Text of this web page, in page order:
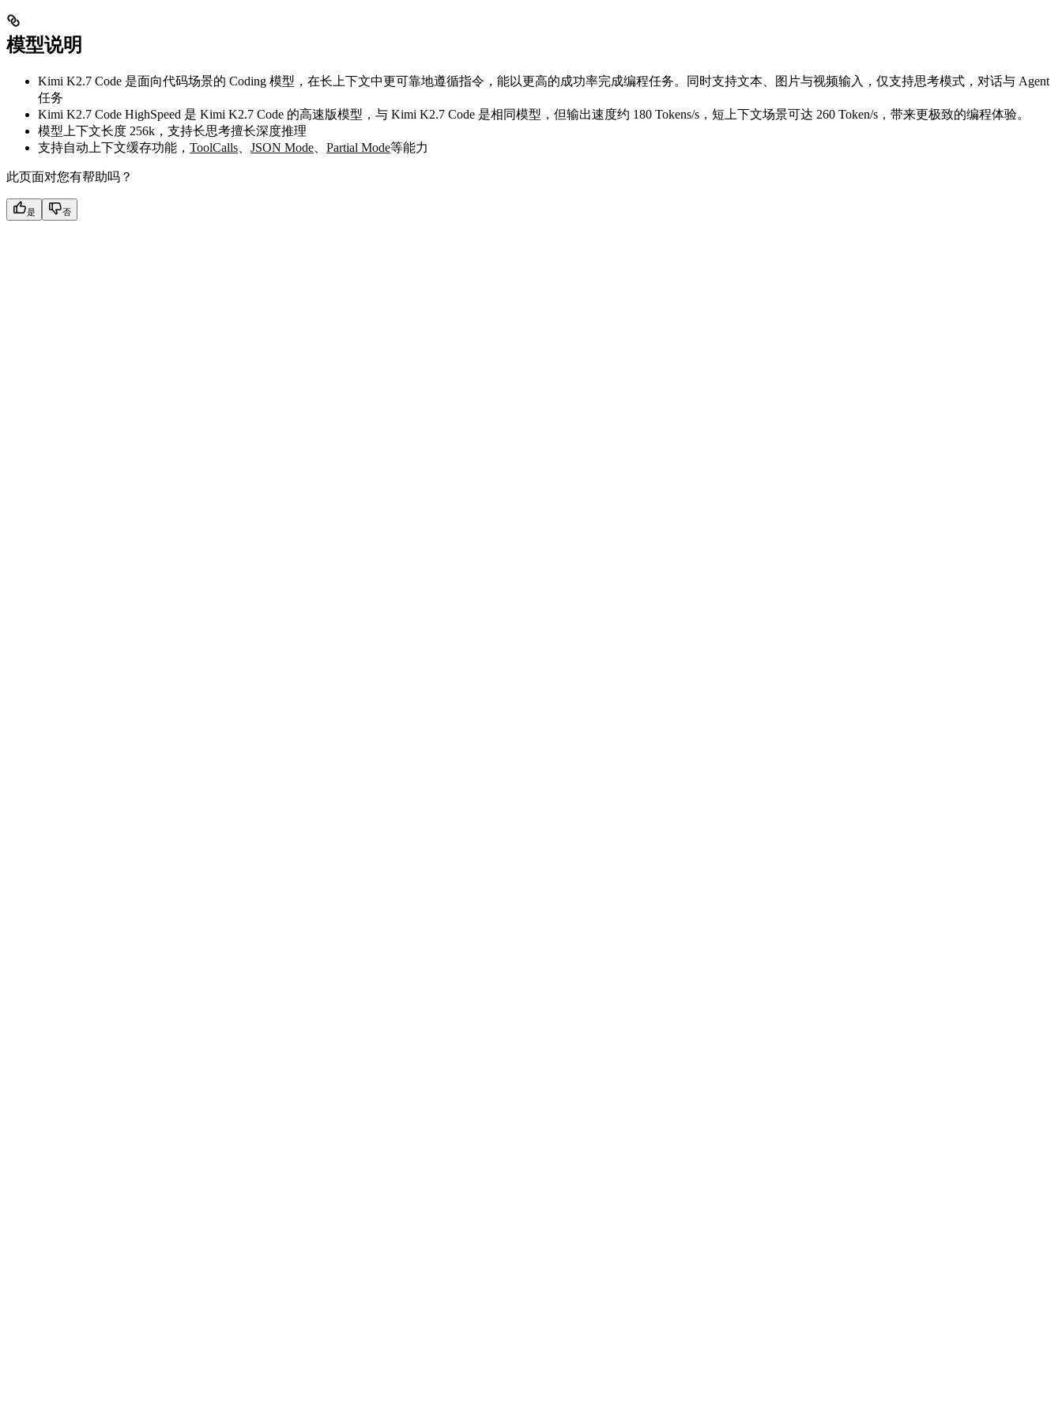
模型说明
Kimi K2.7 Code 是面向代码场景的 Coding 模型，在长上下文中更可靠地遵循指令，能以更高的成功率完成编程任务。同时支持文本、图片与视频输入，仅支持思考模式，对话与 Agent
任务
Kimi K2.7 Code HighSpeed 是 Kimi K2.7 Code 的高速版模型，与 Kimi K2.7 Code 是相同模型，但输出速度约 180 Tokens/s，短上下文场景可达 260 Token/s，带来更极致的编程体验。
模型上下文长度 256k，支持长思考擅长深度推理
支持自动上下文缓存功能， ToolCalls JSON Mode Partial Mode等能力
此页面对您有帮助吗？
是 否